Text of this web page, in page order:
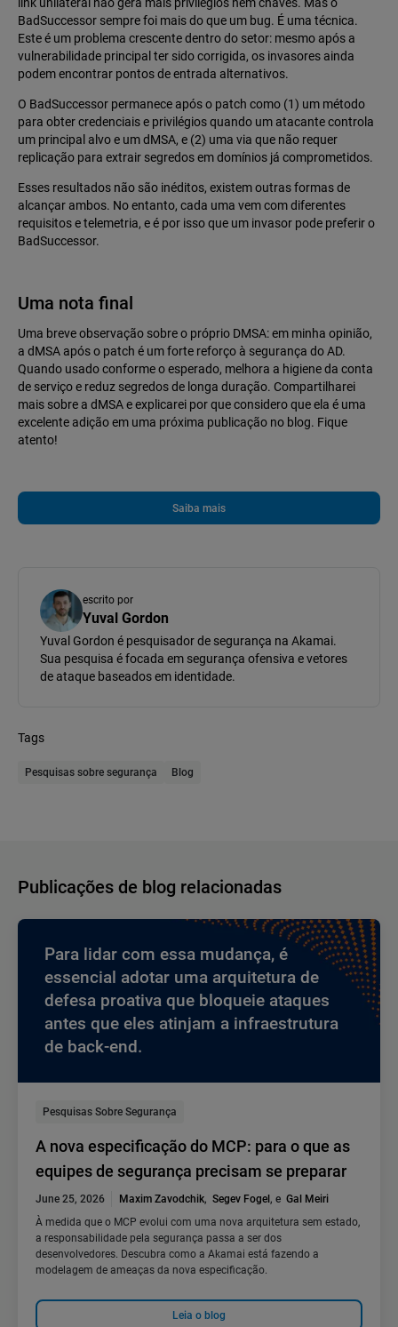
link unilateral não gera mais privilégios nem chaves. Mas o
BadSuccessor sempre foi mais do que um bug. É uma técnica.
Este é um problema crescente dentro do setor: mesmo após a
vulnerabilidade principal ter sido corrigida, os invasores ainda
podem encontrar pontos de entrada alternativos.
O BadSuccessor permanece após o patch como (1) um método
para obter credenciais e privilégios quando um atacante controla
um principal alvo e um dMSA, e (2) uma via que não requer
replicação para extrair segredos em domínios já comprometidos.
Esses resultados não são inéditos, existem outras formas de
alcançar ambos. No entanto, cada uma vem com diferentes
requisitos e telemetria, e é por isso que um invasor pode preferir o
BadSuccessor.
Uma nota final
Uma breve observação sobre o próprio DMSA: em minha opinião,
a dMSA após o patch é um forte reforço à segurança do AD.
Quando usado conforme o esperado, melhora a higiene da conta
de serviço e reduz segredos de longa duração. Compartilharei
mais sobre a dMSA e explicarei por que considero que ela é uma
excelente adição em uma próxima publicação no blog. Fique
atento!
Saiba mais
escrito por
Yuval Gordon
Yuval Gordon é pesquisador de segurança na Akamai.
Sua pesquisa é focada em segurança ofensiva e vetores
de ataque baseados em identidade.
Tags
Pesquisas sobre segurança Blog
Publicações de blog relacionadas
Para lidar com essa mudança, é
essencial adotar uma arquitetura de
defesa proativa que bloqueie ataques
antes que eles atinjam a infraestrutura
de back-end.
Pesquisas Sobre Segurança
A nova especificação do MCP: para o que as
equipes de segurança precisam se preparar
June 25, 2026 Maxim Zavodchik, Segev Fogel , e Gal Meiri
À medida que o MCP evolui com uma nova arquitetura sem estado,
a responsabilidade pela segurança passa a ser dos
desenvolvedores. Descubra como a Akamai está fazendo a
modelagem de ameaças da nova especificação.
Leia o blog